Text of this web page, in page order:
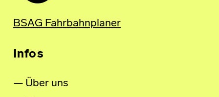
BSAG Fahrbahnplaner
Infos
Über uns